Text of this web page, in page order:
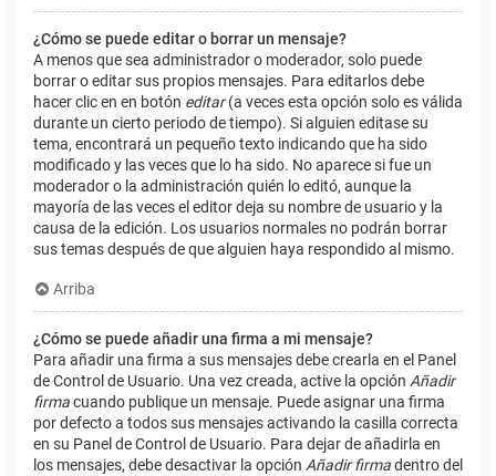
¿Cómo se puede editar o borrar un mensaje?
A menos que sea administrador o moderador, solo puede
borrar o editar sus propios mensajes. Para editarlos debe
hacer clic en en botón editar(a veces esta opción solo es válida
durante un cierto periodo de tiempo). Si alguien editase su
tema, encontrará un pequeño texto indicando que ha sido
modificado y las veces que lo ha sido. No aparece si fue un
moderador o la administración quién lo editó, aunque la
mayoría de las veces el editor deja su nombre de usuario y la
causa de la edición. Los usuarios normales no podrán borrar
sus temas después de que alguien haya respondido al mismo.
Arriba
¿Cómo se puede añadir una firma a mi mensaje?
Para añadir una firma a sus mensajes debe crearla en el Panel
de Control de Usuario. Una vez creada, active la opción Añadir
firmacuando publique un mensaje. Puede asignar una firma
por defecto a todos sus mensajes activando la casilla correcta
en su Panel de Control de Usuario. Para dejar de añadirla en
los mensajes, debe desactivar la opción Añadir firmadentro del